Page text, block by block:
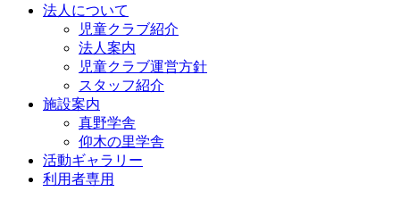
法人について
児童クラブ紹介
法人案内
児童クラブ運営方針
スタッフ紹介
施設案内
真野学舎
仰木の里学舎
活動ギャラリー
利用者専用